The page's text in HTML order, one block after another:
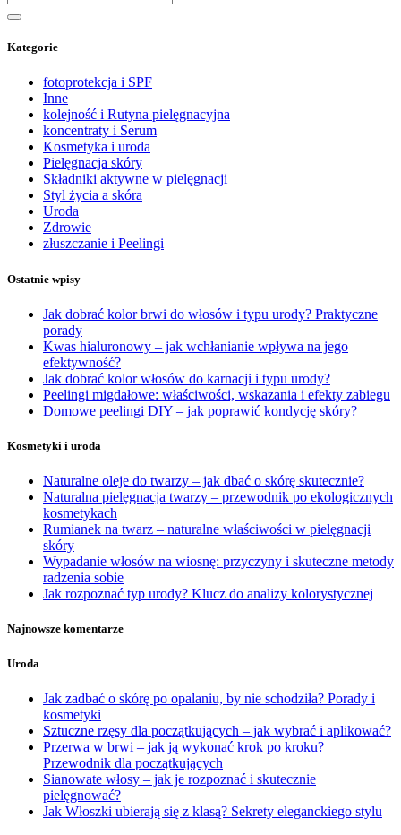
Kategorie
fotoprotekcja i SPF
Inne
kolejność i Rutyna pielęgnacyjna
koncentraty i Serum
Kosmetyka i uroda
Pielęgnacja skóry
Składniki aktywne w pielęgnacji
Styl życia a skóra
Uroda
Zdrowie
złuszczanie i Peelingi
Ostatnie wpisy
Jak dobrać kolor brwi do włosów i typu urody? Praktyczne
porady
Kwas hialuronowy – jak wchłanianie wpływa na jego
efektywność?
Jak dobrać kolor włosów do karnacji i typu urody?
Peelingi migdałowe: właściwości, wskazania i efekty zabiegu
Domowe peelingi DIY – jak poprawić kondycję skóry?
Kosmetyki i uroda
Naturalne oleje do twarzy – jak dbać o skórę skutecznie?
Naturalna pielęgnacja twarzy – przewodnik po ekologicznych
kosmetykach
Rumianek na twarz – naturalne właściwości w pielęgnacji
skóry
Wypadanie włosów na wiosnę: przyczyny i skuteczne metody
radzenia sobie
Jak rozpoznać typ urody? Klucz do analizy kolorystycznej
Najnowsze komentarze
Uroda
Jak zadbać o skórę po opalaniu, by nie schodziła? Porady i
kosmetyki
Sztuczne rzęsy dla początkujących – jak wybrać i aplikować?
Przerwa w brwi – jak ją wykonać krok po kroku?
Przewodnik dla początkujących
Sianowate włosy – jak je rozpoznać i skutecznie
pielęgnować?
Jak Włoszki ubierają się z klasą? Sekrety eleganckiego stylu